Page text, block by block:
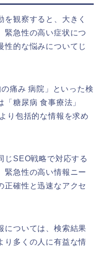
を観察すると、大きく
緊急性の高い症状につ
性的な悩みについてじ
痛み 病院」といった検
糖尿病 食事療法」
り包括的な情報を求め
じSEO戦略で対応する
緊急性の高い情報ニー
正確性と迅速なアクセ
については、検索結果
り多くの人に有益な情